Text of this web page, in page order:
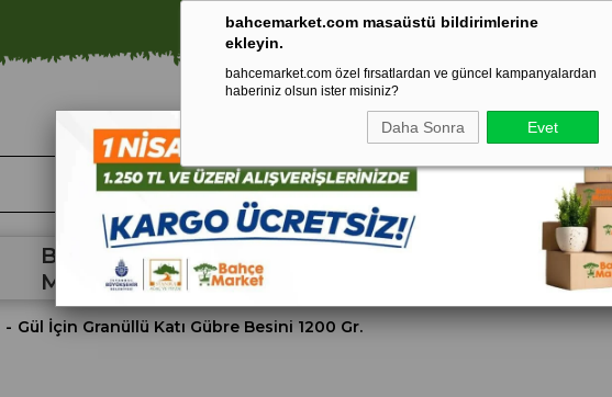
bahcemarket.com masaüstü bildirimlerine
ekleyin.
bahcemarket.com özel fırsatlardan ve güncel kampanyalardan
haberiniz olsun ister misiniz?
Daha Sonra Evet
⚠️ SATIŞLARIMIZ YALNIZCA İSTANBUL İLİ İLE SINIRLIDIR.
ARA
Bahçe
Malzemeleri
Gül İçin Granüllü Katı Gübre Besini 1200 Gr.